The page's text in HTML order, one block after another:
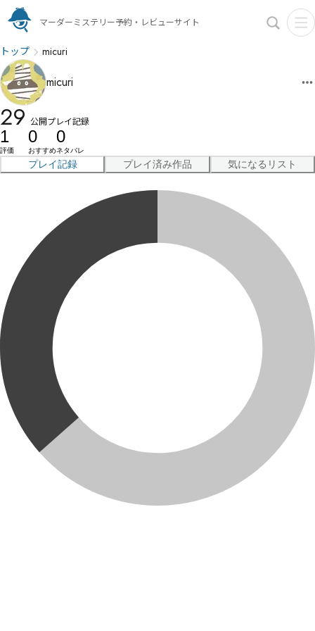
マーダーミステリー予約・レビューサイト
トップ micuri
micuri
29 公開プレイ記録
1
評価
0
おすすめ
0
ネタバレ
プレイ記録 プレイ済み作品 気になるリスト